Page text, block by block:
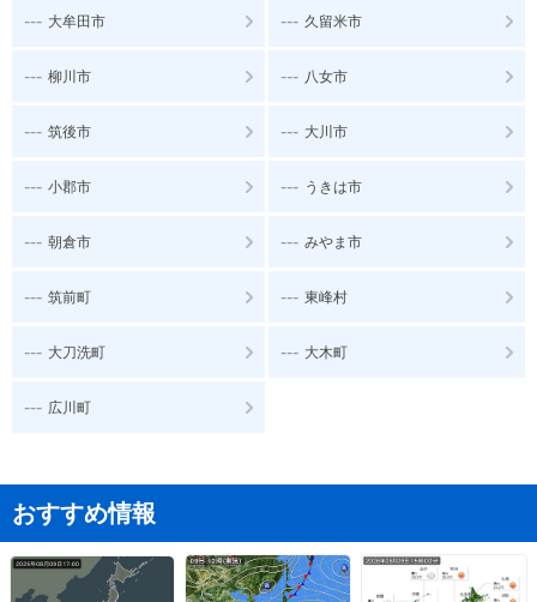
--- 大牟田市 --- 久留米市
--- 柳川市 --- 八女市
--- 筑後市 --- 大川市
--- 小郡市 --- うきは市
--- 朝倉市 --- みやま市
--- 筑前町 --- 東峰村
--- 大刀洗町 --- 大木町
--- 広川町
おすすめ情報